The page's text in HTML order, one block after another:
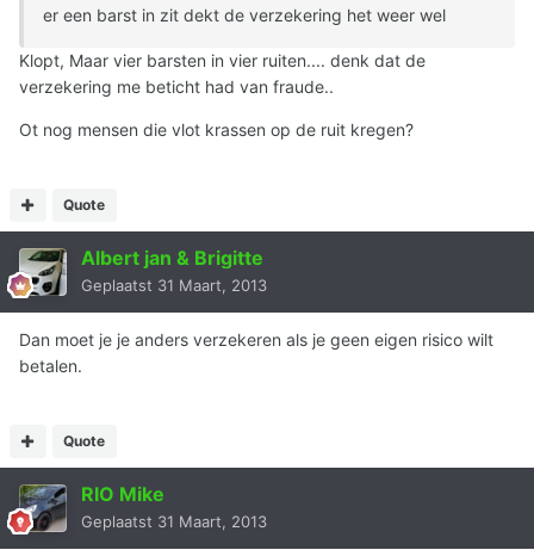
er een barst in zit dekt de verzekering het weer wel
Klopt, Maar vier barsten in vier ruiten.... denk dat de
verzekering me beticht had van fraude..
Ot nog mensen die vlot krassen op de ruit kregen?
Quote
Albert jan & Brigitte
Geplaatst 31 Maart, 2013
Dan moet je je anders verzekeren als je geen eigen risico wilt
betalen.
Quote
RIO Mike
Geplaatst 31 Maart, 2013